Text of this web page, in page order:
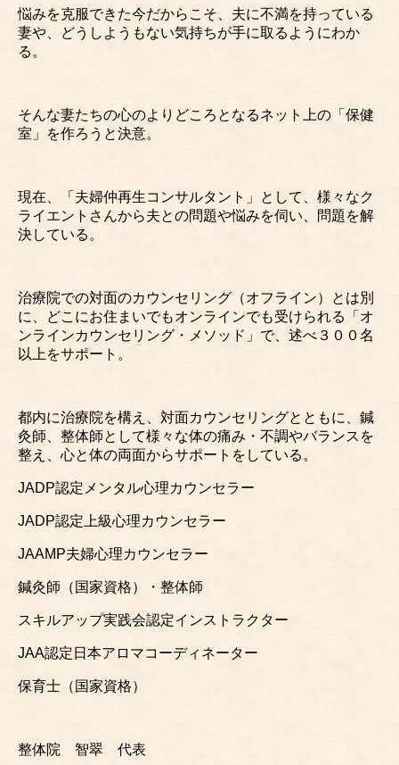
悩みを克服できた今だからこそ、夫に不満を持っている
妻や、どうしようもない気持ちが手に取るようにわか
る。
そんな妻たちの心のよりどころとなるネット上の「保健
室」を作ろうと決意。
現在、「夫婦仲再生コンサルタント」として、様々なク
ライエントさんから夫との問題や悩みを伺い、問題を解
決している。
治療院での対面のカウンセリング（オフライン）とは別
に、どこにお住まいでもオンラインでも受けられる「オ
ンラインカウンセリング・メソッド」で、述べ３００名
以上をサポート。
都内に治療院を構え、対面カウンセリングとともに、鍼
灸師、整体師として様々な体の痛み・不調やバランスを
整え、心と体の両面からサポートをしている。
JADP認定メンタル心理カウンセラー
JADP認定上級心理カウンセラー
JAAMP夫婦心理カウンセラー
鍼灸師（国家資格）・整体師
スキルアップ実践会認定インストラクター
JAA認定日本アロマコーディネーター
保育士（国家資格）
整体院 智翠 代表